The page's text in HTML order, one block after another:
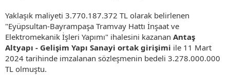
Yaklaşık maliyeti 3.770.187.372 TL olarak belirlenen
"Eyüpsultan-Bayrampaşa Tramvay Hattı İnşaat ve
Elektromekanik İşleri Yapımı" ihalesini kazanan Antaş
Altyapı - Gelişim Yapı Sanayi ortak girişimi ile 11 Mart
2024 tarihinde imzalanan sözleşmenin bedeli 3.278.000.000
TL olmuştu.